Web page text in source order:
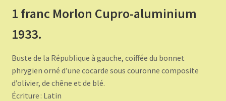
1 franc Morlon Cupro-aluminium
1933.
Buste de la République à gauche, coiffée du bonnet
phrygien orné d’une cocarde sous couronne composite
d’olivier, de chêne et de blé.
Écriture : Latin